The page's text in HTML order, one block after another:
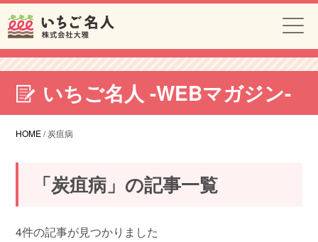
いちご名人 -WEBマガジン-
HOME/炭疽病
「炭疽病 」の記事一覧
4件の記事が見つかりました